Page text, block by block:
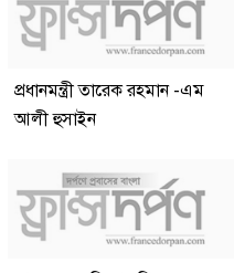
প্রধানমন্ত্রী তারেক রহমান -এম
আলী হুসাইন